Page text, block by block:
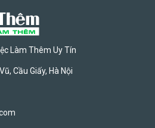
Làm Thêm Uy Tín
Cầu Giấy, Hà Nội